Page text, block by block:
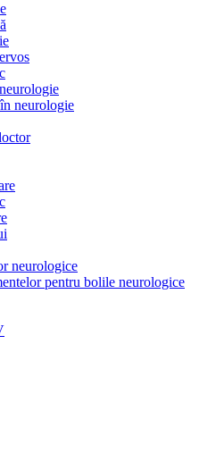
neurologie
neurologice
pentru bolile neurologice